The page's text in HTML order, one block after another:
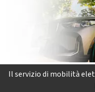
Il servizio di mobilità